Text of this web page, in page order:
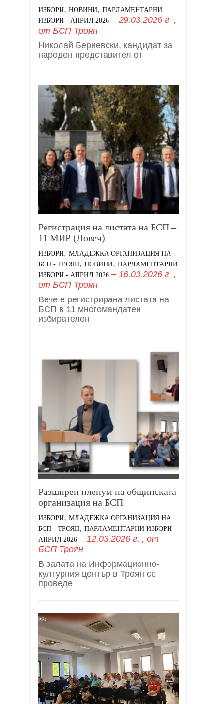
ИЗБОРИ, НОВИНИ, ПАРЛАМЕНТАРНИ
ИЗБОРИ - АПРИЛ 2026
29.03.2026 г. ,
от БСП Троян
Николай Бериевски, кандидат за
народен представител от
Регистрация на листата на БСП –
11 МИР (Ловеч)
ИЗБОРИ, МЛАДЕЖКА ОРГАНИЗАЦИЯ НА
БСП - ТРОЯН, НОВИНИ, ПАРЛАМЕНТАРНИ
ИЗБОРИ - АПРИЛ 2026
16.03.2026 г. ,
от БСП Троян
Вече е регистрирана листата на
БСП в 11 многомандатен
избирателен
Разширен пленум на общинската
организация на БСП
ИЗБОРИ, МЛАДЕЖКА ОРГАНИЗАЦИЯ НА
БСП - ТРОЯН, ПАРЛАМЕНТАРНИ ИЗБОРИ -
АПРИЛ 2026
12.03.2026 г. , от
БСП Троян
В залата на Информационно-
културния център в Троян се
проведе